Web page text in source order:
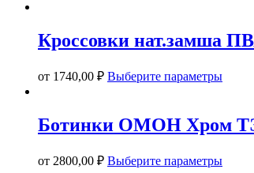
Кроссовки нат.замша
от 1740,00 ₽ Выберите параметрыЭтот
можно
Ботинки ОМОН Хром
от 2800,00 ₽ Выберите параметрыЭтот